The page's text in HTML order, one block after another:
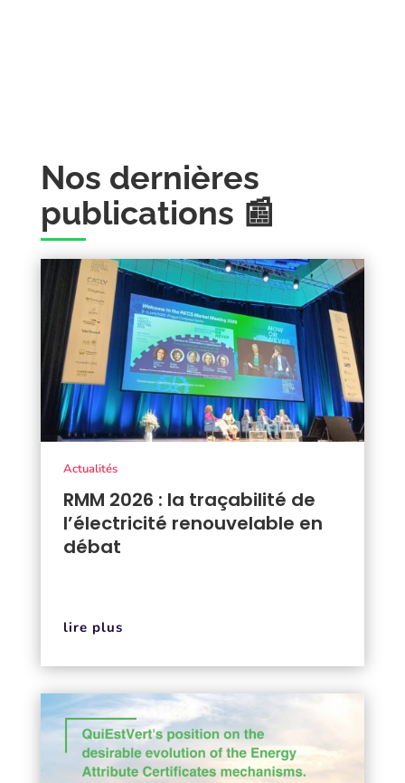
Nos dernières
publications 📰
RMM 2026 : la traçabilité de
l’électricité renouvelable en
débat
Actualités
lire plus